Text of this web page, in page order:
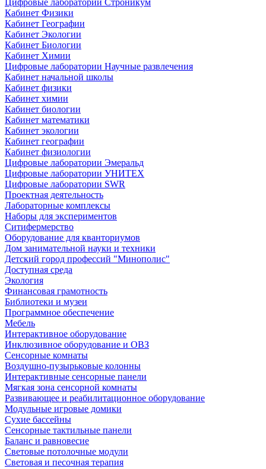
Цифровые лаборатории Строникум
Кабинет Физики
Кабинет Географии
Кабинет Экологии
Кабинет Биологии
Кабинет Химии
Цифровые лаборатории Научные развлечения
Кабинет начальной школы
Кабинет физики
Кабинет химии
Кабинет биологии
Кабинет математики
Кабинет экологии
Кабинет географии
Кабинет физиологии
Цифровые лаборатории Эмеральд
Цифровые лаборатории УНИТЕХ
Цифровые лаборатории SWR
Проектная деятельность
Лабораторные комплексы
Наборы для экспериментов
Ситифермерство
Оборудование для кванториумов
Дом занимательной науки и техники
Детский город профессий "Минополис"
Доступная среда
Экология
Финансовая грамотность
Библиотеки и музеи
Программное обеспечение
Мебель
Интерактивное оборудование
Инклюзивное оборудование и ОВЗ
Cенсорные комнаты
Воздушно-пузырьковые колонны
Интерактивные сенсорные панели
Мягкая зона сенсорной комнаты
Развивающее и реабилитационное оборудование
Модульные игровые домики
Сухие бассейны
Сенсорные тактильные панели
Баланс и равновесие
Световые потолочные модули
Световая и песочная терапия